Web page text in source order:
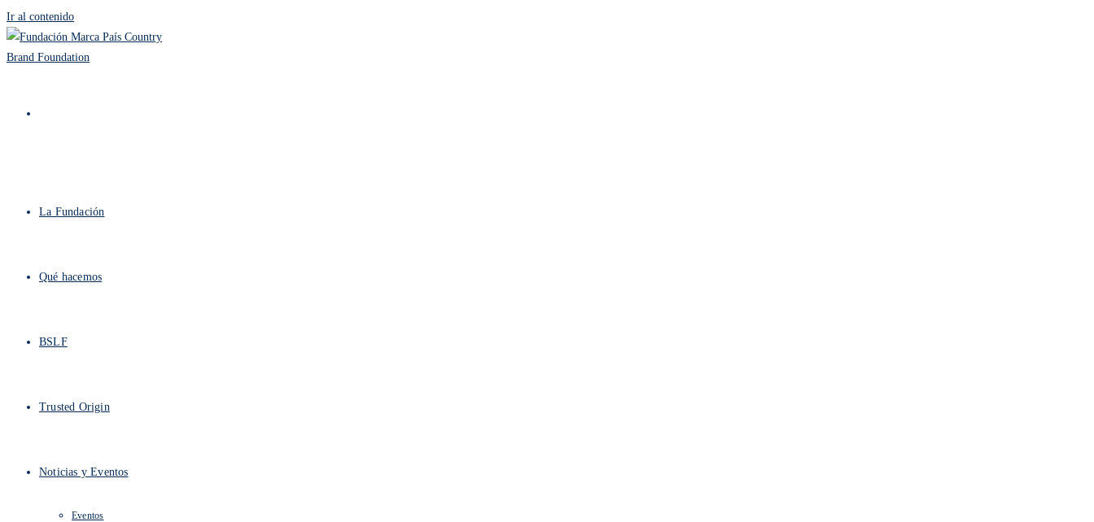
Ir al contenido
La Fundación
Qué hacemos
BSLF
Trusted Origin
Noticias y Eventos
Eventos